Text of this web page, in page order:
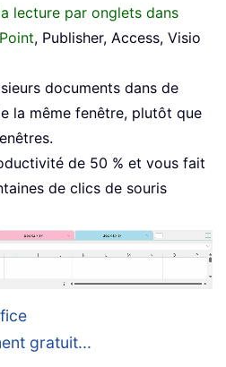
lecture par onglets dans
, Publisher, Access, Visio
documents dans de
la même fenêtre, plutôt que
de 50 % et vous fait
de clics de souris
gratuit...